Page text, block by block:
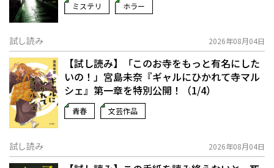
ミステリ ホラー
試し読み 2026年08月04日
【試し読み】「このお寺をもっと有名にした
いの！」宮島未奈『ギャルにひかれて寺マル
シェ』第一章を特別公開！（1/4）
青春 文芸作品
試し読み 2026年08月04日